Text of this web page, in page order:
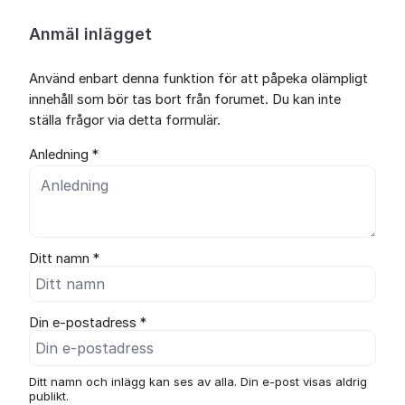
Anmäl inlägget
Använd enbart denna funktion för att påpeka olämpligt
innehåll som bör tas bort från forumet. Du kan inte
ställa frågor via detta formulär.
Anledning *
Ditt namn *
Din e-postadress *
Ditt namn och inlägg kan ses av alla. Din e-post visas aldrig
publikt.